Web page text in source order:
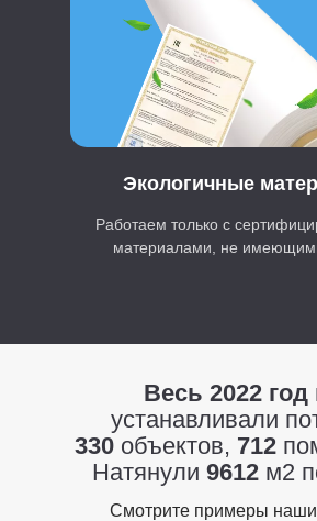
Экологичные
Работаем только с
материалами, не
Весь 2022 год
устанавливали
330объектов, 712
Натянули 9612 м2
Смотрите примеры